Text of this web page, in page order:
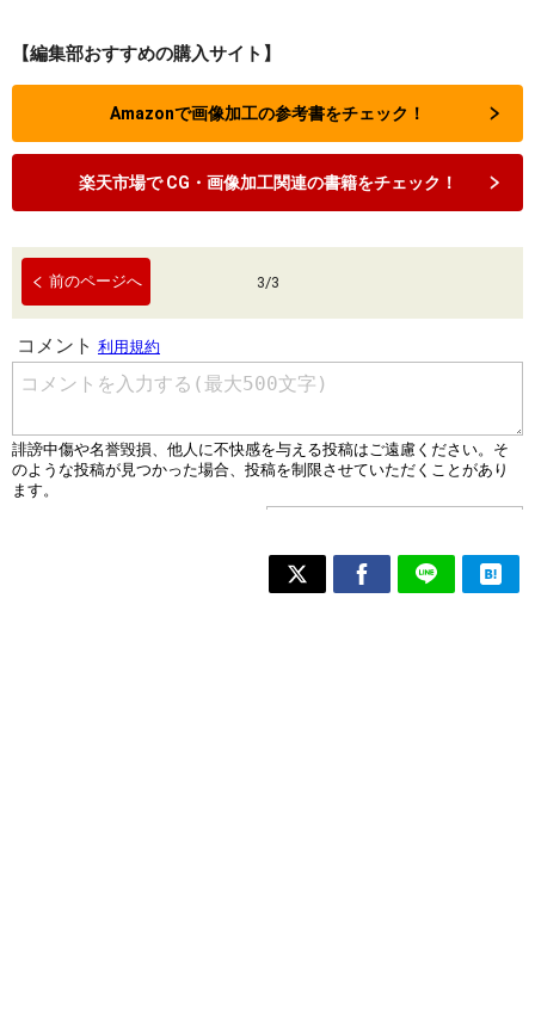
【編集部おすすめの購入サイト】
Amazonで画像加工の参考書をチェック！
楽天市場で CG・画像加工関連の書籍をチェック！
前のページへ 3/3